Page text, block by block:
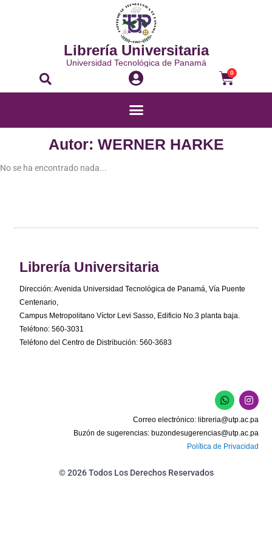
Librería Universitaria
Universidad Tecnológica de Panamá
Buscar 0
Carrito
Menú
Autor: WERNER HARKE
No se ha encontrado nada...
Librería Universitaria
Dirección: Avenida Universidad Tecnológica de Panamá, Vía Puente
Centenario,
Campus Metropolitano Víctor Levi Sasso, Edificio No.3 planta baja.
Teléfono: 560-3031
Teléfono del Centro de Distribución: 560-3683
W
h
a
t
s
a
p
I
n
s
t
a
g
r
Correo electrónico: libreria@utp.ac.pa
Buzón de sugerencias: buzondesugerencias@utp.ac.pa
Política de Privacidad
© 2026 Todos Los Derechos Reservados